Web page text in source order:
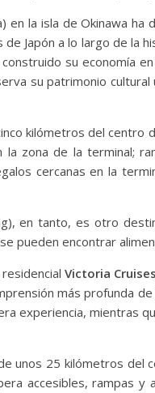
en la isla de Okinawa ha
Japón a lo largo de la
su economía
su patrimonio
kilómetros del centro
zona de la terminal;
cercanas en la
en tanto, es otro
pueden encontrar
Victoria
más profunda
experiencia, mientras
unos 25 kilómetros
accesibles, rampas